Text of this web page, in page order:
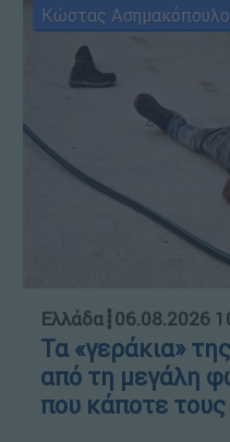
Κώστας
Ελλάδα┋06.08.2026
Τα «γεράκια»
από τη μεγάλη
που κάποτε